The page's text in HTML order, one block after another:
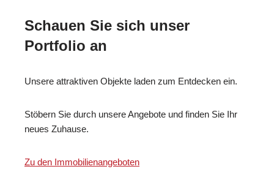
Schauen Sie sich unser
Portfolio an
Unsere attraktiven Objekte laden zum Entdecken ein.
Stöbern Sie durch unsere Angebote und finden Sie Ihr
neues Zuhause.
Zu den Immobilienangeboten